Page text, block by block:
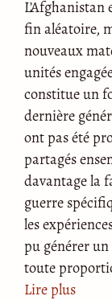
fin aléatoire,
nouveaux
unités
constitue un
dernière
ont pas été
partagés
davantage la
guerre
les
pu générer un
toute
Lire plus